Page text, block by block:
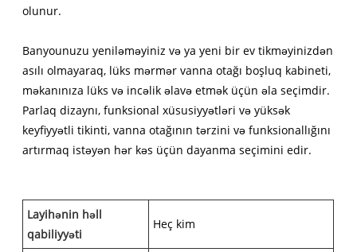
olunur.
Banyounuzu yeniləməyiniz və ya yeni bir ev tikməyinizdən
asılı olmayaraq, lüks mərmər vanna otağı boşluq kabineti,
məkanınıza lüks və incəlik əlavə etmək üçün əla seçimdir.
Parlaq dizaynı, funksional xüsusiyyətləri və yüksək
keyfiyyətli tikinti, vanna otağının tərzini və funksionallığını
artırmaq istəyən hər kəs üçün dayanma seçimini edir.
Layihənin həll
qabiliyyəti
Heç kim